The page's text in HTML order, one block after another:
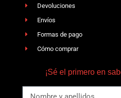
Devoluciones
Envíos
Formas de pago
Cómo comprar
¡Sé el primero en